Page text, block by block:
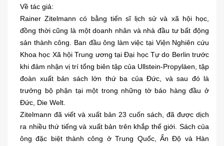
Về tác giả:
Rainer Zitelmann có bằng tiến sĩ lịch sử và xã hội học,
đồng thời cũng là một doanh nhân và nhà đầu tư bất động
sản thành công. Ban đầu ông làm việc tại Viện Nghiên cứu
Khoa học Xã hội Trung ương tại Đại học Tự do Berlin trước
khi đảm nhận vị trí tổng biên tập của Ullstein-Propyläen, tập
đoàn xuất bản sách lớn thứ ba của Đức, và sau đó là
trưởng bộ phận tại một trong những tờ báo hàng đầu ở
Đức, Die Welt.
Zitelmann đã viết và xuất bản 23 cuốn sách, đã được dịch
ra nhiều thứ tiếng và xuất bản trên khắp thế giới. Sách của
ông đặc biệt thành công ở Trung Quốc, Ấn Độ và Hàn